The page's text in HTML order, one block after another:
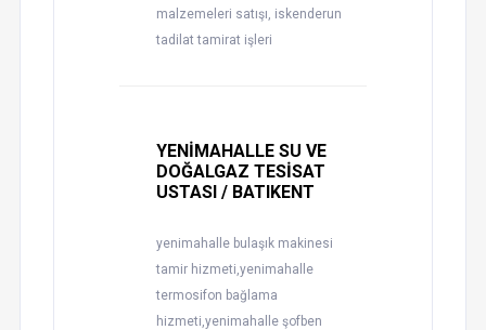
malzemeleri satışı, iskenderun
tadilat tamirat işleri
YENİMAHALLE SU VE
DOĞALGAZ TESİSAT
USTASI / BATIKENT
yenimahalle bulaşık makinesi
tamir hizmeti,yenimahalle
termosifon bağlama
hizmeti,yenimahalle şofben